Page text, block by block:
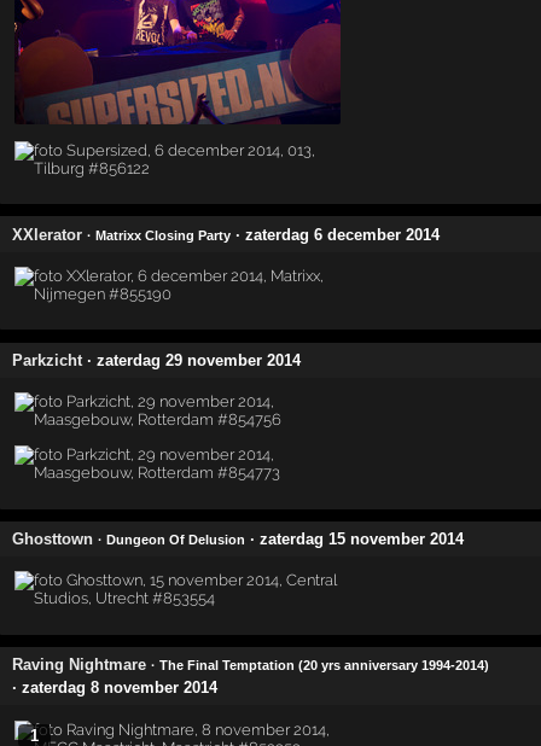
XXlerator · Matrixx Closing Party · zaterdag 6 december 2014
Parkzicht · zaterdag 29 november 2014
Ghosttown · Dungeon Of Delusion · zaterdag 15 november 2014
Raving Nightmare · The Final Temptation (20 yrs anniversary 1994-2014)
· zaterdag 8 november 2014
1